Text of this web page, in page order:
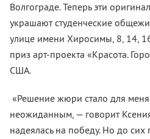
Волгограде. Теперь эти
украшают студенческие
улице имени Хиросимы, 8, 14,
приз арт-проекта «Красота.
США.
«Решение жюри стало для
неожиданным, — говорит
надеялась на победу. Но до сих